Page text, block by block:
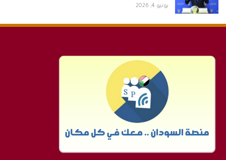
يونيو 4, 2026